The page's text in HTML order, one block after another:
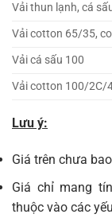
Vải thun lạnh, cá
Vải cotton 65/35,
Vải cá sấu 100
Vải cotton 100/2C/
Lưu ý:
Giá trên chưa
Giá chỉ mang
thuộc vào các